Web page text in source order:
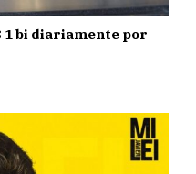
1 bi diariamente por